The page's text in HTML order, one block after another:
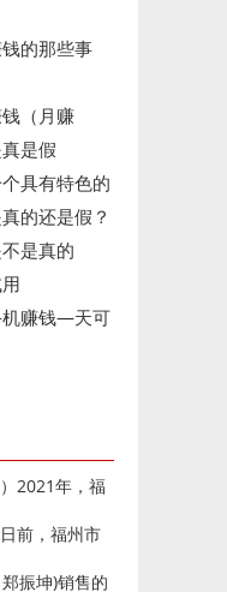
的那些事
（月赚
是假
具有特色的
的还是假？
是真的
机赚钱—天可
2021年，福
前，福州市
振坤)销售的